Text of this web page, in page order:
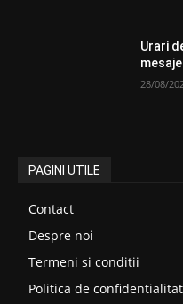
Urari
28/08/
PAGINI UTILE
Contact
Despre noi
Termeni si conditii
Politica de